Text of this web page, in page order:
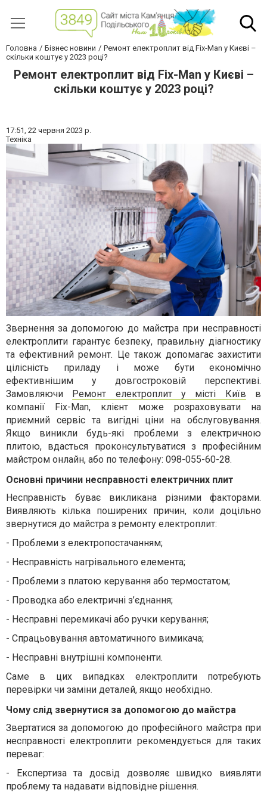
Головна Бізнес новини
Ремонт електроплит від Fix-Man у Києві –
скільки коштує у 2023 році?
Ремонт електроплит від Fix-Man у Києві –
скільки коштує у 2023 році?
17:51, 22 червня 2023 р.
Техніка
Звернення за допомогою до майстра при несправності
електроплити гарантує безпеку, правильну діагностику
та ефективний ремонт. Це також допомагає захистити
цілісність приладу і може бути економічно
ефективнішим у довгостроковій перспективі.
Замовляючи Ремонт електроплит у місті Київ в
компанії Fix-Man, клієнт може розраховувати на
приємний сервіс та вигідні ціни на обслуговування.
Якщо виникли будь-які проблеми з електричною
плитою, вдасться проконсультуватися з професійним
майстром онлайн, або по телефону: 098-055-60-28.
Основні причини несправності електричних плит
Несправність буває викликана різними факторами.
Виявляють кілька поширених причин, коли доцільно
звернутися до майстра з ремонту електроплит:
- Проблеми з електропостачанням;
- Несправність нагрівального елемента;
- Проблеми з платою керування або термостатом;
- Проводка або електричні з’єднання;
- Несправні перемикачі або ручки керування;
- Спрацьовування автоматичного вимикача;
- Несправні внутрішні компоненти.
Саме в цих випадках електроплити потребують
перевірки чи заміни деталей, якщо необхідно.
Чому слід звернутися за допомогою до майстра
Звертатися за допомогою до професійного майстра при
несправності електроплити рекомендується для таких
переваг:
- Експертиза та досвід дозволяє швидко виявляти
проблему та надавати відповідне рішення.